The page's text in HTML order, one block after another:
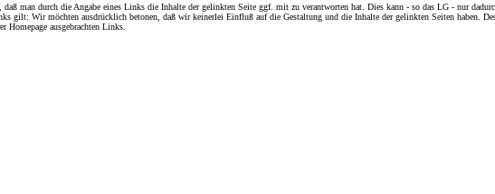
man durch die Angabe eines Links die Inhalte der gelinkten Seite ggf. mit zu verantworten hat. Dies kann - so das LG - nur
gilt: Wir möchten ausdrücklich betonen, daß wir keinerlei Einfluß auf die Gestaltung und die Inhalte der gelinkten Seiten haben.
Homepage ausgebrachten Links.